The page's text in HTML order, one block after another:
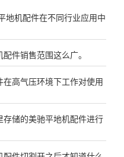
地机配件在不同行业应用中
件销售范围这么广。
高气压环境下工作对使用
储的美驰平地机配件进行